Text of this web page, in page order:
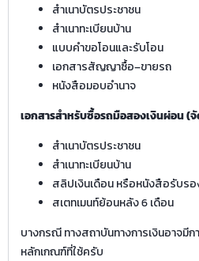
สำเนาบัตรประชาชน
สำเนาทะเบียนบ้าน
แบบคำขอโอนและรับโอน
เอกสารสัญญาซื้อ–ขายรถ
หนังสือมอบอำนาจ
เอกสารสำหรับซื้อรถมือสองเงินผ่อน (
สำเนาบัตรประชาชน
สำเนาทะเบียนบ้าน
สลิปเงินเดือน หรือหนังสือรับรอ
สเตทเมนท์ย้อนหลัง 6 เดือน
บางกรณี ทางสถาบันทางการเงินอาจมี
หลักเกณฑ์ที่ใช้ครับ